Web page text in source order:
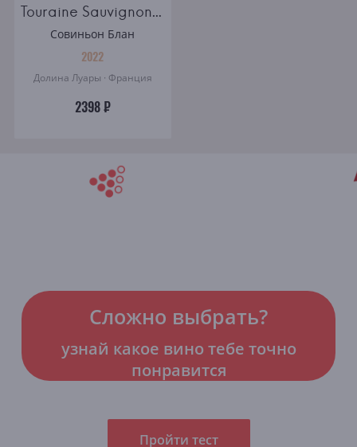
Touraine Sauvignon AOC. Vallee des Reines
Совиньон Блан
2022
Долина Луары · Франция
2398 ₽
Сложно выбрать?
узнай какое вино тебе точно
понравится
Пройти тест